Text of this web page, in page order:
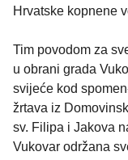
Hrvatske kopnene
Tim povodom za
u obrani grada
svijeće kod
žrtava iz
sv. Filipa i Jakova
Vukovar održana